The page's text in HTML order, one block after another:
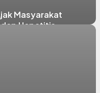
Masyarakat
Hepatitis